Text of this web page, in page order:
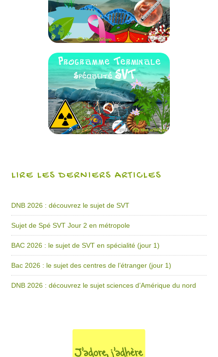
LIRE LES DERNIERS ARTICLES
DNB 2026 : découvrez le sujet de SVT
Sujet de Spé SVT Jour 2 en métropole
BAC 2026 : le sujet de SVT en spécialité (jour 1)
Bac 2026 : le sujet des centres de l’étranger (jour 1)
DNB 2026 : découvrez le sujet sciences d’Amérique du nord